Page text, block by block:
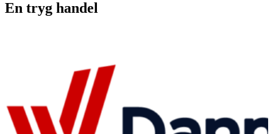
En tryg handel